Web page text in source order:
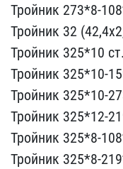
Тройн​ик 273*8-
Тройник 32
Тройник 32​5*10
Трой​ник 325*10-
Тройник 325*10-
Тро​йник 325*12-
Тройник 325*8​-
Тр​ойник 325*8-